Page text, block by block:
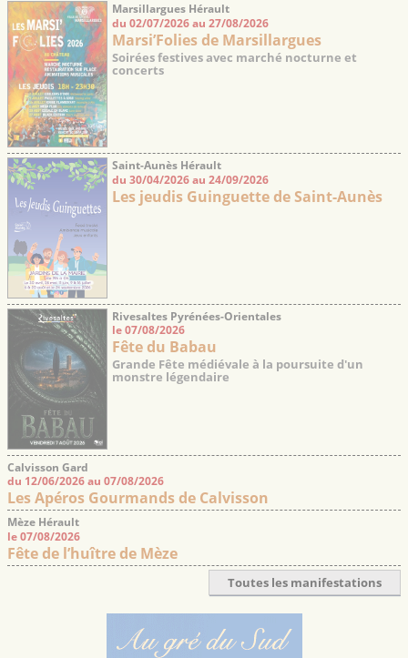
Marsillargues Hérault
du 02/07/2026 au 27/08/2026
Marsi’Folies de Marsillargues
Soirées festives avec marché nocturne et
concerts
Saint-Aunès Hérault
du 30/04/2026 au 24/09/2026
Les jeudis Guinguette de Saint-Aunès
Rivesaltes Pyrénées-Orientales
le 07/08/2026
Fête du Babau
Grande Fête médiévale à la poursuite d'un
monstre légendaire
Calvisson Gard
du 12/06/2026 au 07/08/2026
Les Apéros Gourmands de Calvisson
Mèze Hérault
le 07/08/2026
Fête de l’huître de Mèze
Toutes les manifestations